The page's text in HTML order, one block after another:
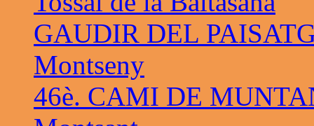
GAUDIR DEL
Montseny
46è. CAMI DE